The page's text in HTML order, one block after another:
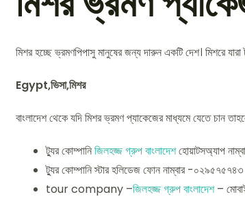
মিশর হচ্ছে ভ্রমণপিপাসু মানুষের জন্য দারুন একটি দেশ। মিশরে
Egypt,ভিসা,মিশর
বাংলাদেশ থেকে যদি মিশর ভ্রমণ প্যাকেজের মাধ্যমে যেতে চান
ট্যুর কোম্পানিজিলহজ্জ গ্রুপ বাংলাদেশহোয়াটসঅ্যাপ
ট্যুর কোম্পানি স্টার হলিডেজ ফোন নাম্বার -০২৯৫৭৫৭৪৩
tour company –জিলহজ্জ গ্রুপ বাংলাদেশ–